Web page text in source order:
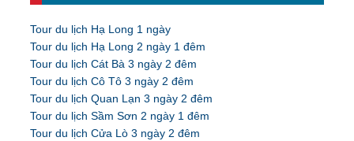
Tour du lịch Hạ Long 1 ngày
Tour du lịch Hạ Long 2 ngày 1 đêm
Tour du lịch Cát Bà 3 ngày 2 đêm
Tour du lịch Cô Tô 3 ngày 2 đêm
Tour du lịch Quan Lạn 3 ngày 2 đêm
Tour du lịch Sầm Sơn 2 ngày 1 đêm
Tour du lịch Cửa Lò 3 ngày 2 đêm